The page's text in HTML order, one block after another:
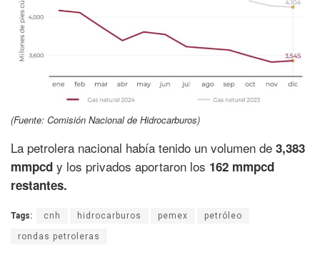
(Fuente: Comisión Nacional de Hidrocarburos)
La petrolera nacional había tenido un volumen de 3,383
mmpcd y los privados aportaron los 162 mmpcd
restantes.
Tags: cnh hidrocarburos pemex petróleo
rondas petroleras